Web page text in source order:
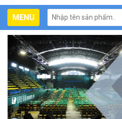
Toggle
navigation
MENU